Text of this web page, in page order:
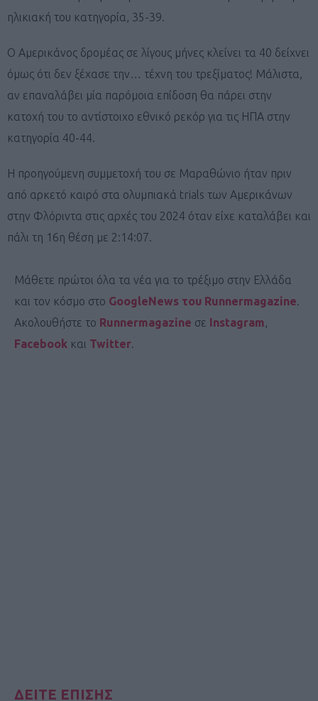
ηλικιακή του κατηγορία, 35-39.
Ο Αμερικάνος δρομέας σε λίγους μήνες κλείνει τα 40 δείχνει
όμως ότι δεν ξέχασε την… τέχνη του τρεξίματος! Μάλιστα,
αν επαναλάβει μία παρόμοια επίδοση θα πάρει στην
κατοχή του το αντίστοιχο εθνικό ρεκόρ για τις ΗΠΑ στην
κατηγορία 40-44.
Η προηγούμενη συμμετοχή του σε Μαραθώνιο ήταν πριν
από αρκετό καιρό στα ολυμπιακά trials των Αμερικάνων
στην Φλόριντα στις αρχές του 2024 όταν είχε καταλάβει και
πάλι τη 16η θέση με 2:14:07.
Μάθετε πρώτοι όλα τα νέα για το τρέξιμο στην Ελλάδα
και τον κόσμο στο GoogleNews του Runnermagazine.
Ακολουθήστε το Runnermagazine σε Instagram,
Facebook και Twitter.
ΔΕΙΤΕ ΕΠΙΣΗΣ